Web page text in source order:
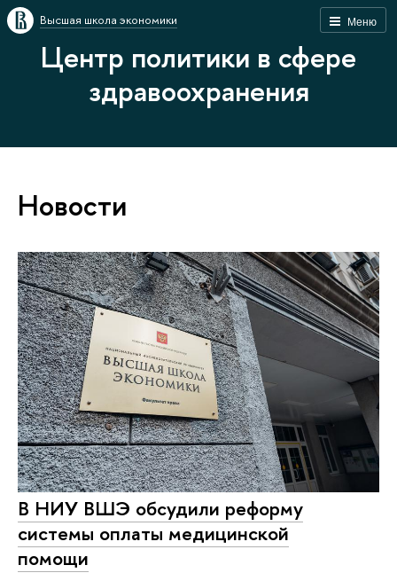
Меню
Высшая школа экономики
Центр политики в сфере
здравоохранения
Новости
В НИУ ВШЭ обсудили реформу
системы оплаты медицинской
помощи